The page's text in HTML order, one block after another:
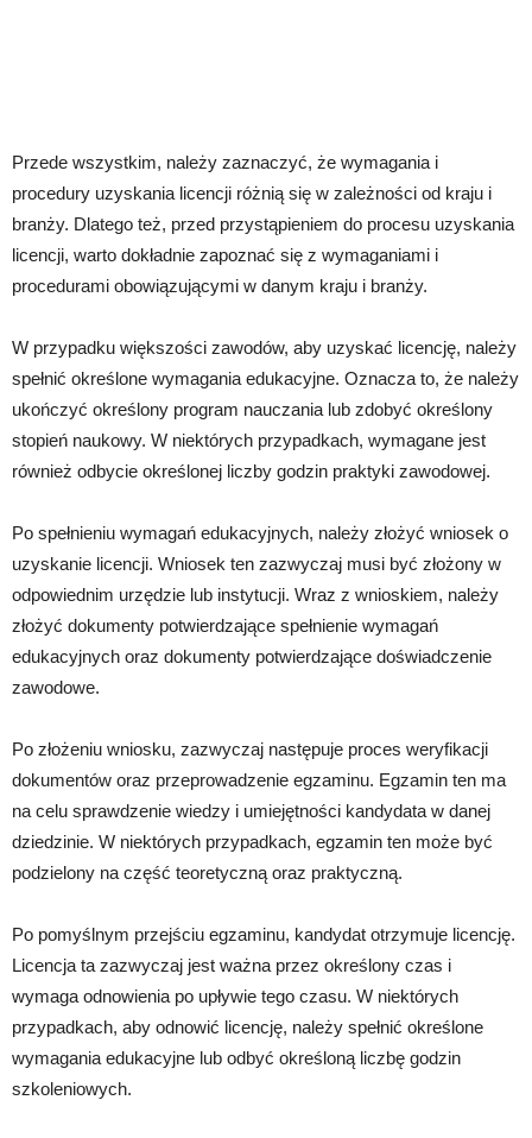
Przede wszystkim, należy zaznaczyć, że wymagania i
procedury uzyskania licencji różnią się w zależności od kraju i
branży. Dlatego też, przed przystąpieniem do procesu uzyskania
licencji, warto dokładnie zapoznać się z wymaganiami i
procedurami obowiązującymi w danym kraju i branży.
W przypadku większości zawodów, aby uzyskać licencję, należy
spełnić określone wymagania edukacyjne. Oznacza to, że należy
ukończyć określony program nauczania lub zdobyć określony
stopień naukowy. W niektórych przypadkach, wymagane jest
również odbycie określonej liczby godzin praktyki zawodowej.
Po spełnieniu wymagań edukacyjnych, należy złożyć wniosek o
uzyskanie licencji. Wniosek ten zazwyczaj musi być złożony w
odpowiednim urzędzie lub instytucji. Wraz z wnioskiem, należy
złożyć dokumenty potwierdzające spełnienie wymagań
edukacyjnych oraz dokumenty potwierdzające doświadczenie
zawodowe.
Po złożeniu wniosku, zazwyczaj następuje proces weryfikacji
dokumentów oraz przeprowadzenie egzaminu. Egzamin ten ma
na celu sprawdzenie wiedzy i umiejętności kandydata w danej
dziedzinie. W niektórych przypadkach, egzamin ten może być
podzielony na część teoretyczną oraz praktyczną.
Po pomyślnym przejściu egzaminu, kandydat otrzymuje licencję.
Licencja ta zazwyczaj jest ważna przez określony czas i
wymaga odnowienia po upływie tego czasu. W niektórych
przypadkach, aby odnowić licencję, należy spełnić określone
wymagania edukacyjne lub odbyć określoną liczbę godzin
szkoleniowych.